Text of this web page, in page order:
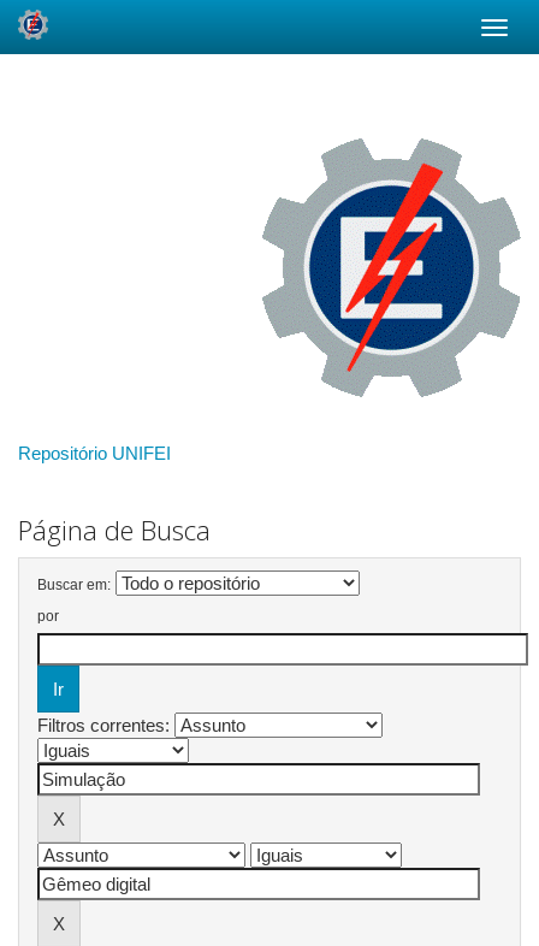
Repositório UNIFEI
Página de Busca
Buscar em:
por
Filtros correntes: